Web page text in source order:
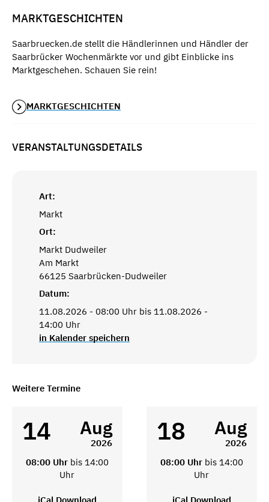
MARKTGESCHICHTEN
Saarbruecken.de stellt die Händlerinnen und Händler der
Saarbrücker Wochenmärkte vor und gibt Einblicke ins
Marktgeschehen. Schauen Sie rein!
MARKTGESCHICHTEN
VERANSTALTUNGSDETAILS
Art:
Markt
Ort:
Markt Dudweiler
Am Markt
66125 Saarbrücken-Dudweiler
Datum:
11.08.2026 - 08:00 Uhr bis 11.08.2026 -
14:00 Uhr
in Kalender speichern
Weitere Termine
14 Aug
2026
08:00 Uhr bis 14:00
Uhr
18 Aug
2026
08:00 Uhr bis 14:00
Uhr